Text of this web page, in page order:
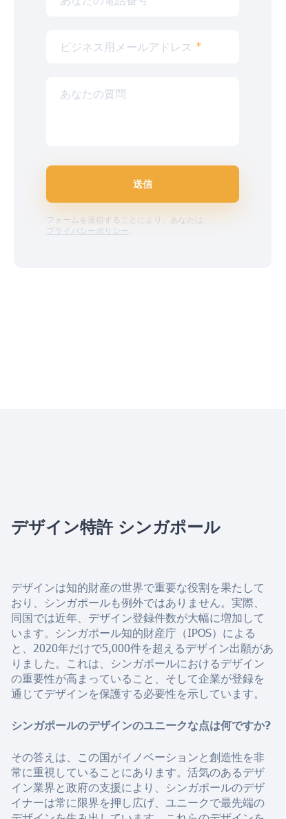
ビジネス用メールアドレス *
あなたの質問
送信
フォームを送信することにより、あなたは、
プライバシーポリシー.
デザイン特許 シンガポール
デザインは知的財産の世界で重要な役割を果たして
おり、シンガポールも例外ではありません。実際、
同国では近年、デザイン登録件数が大幅に増加して
います。シンガポール知的財産庁（IPOS）による
と、2020年だけで5,000件を超えるデザイン出願があ
りました。これは、シンガポールにおけるデザイン
の重要性が高まっていること、そして企業が登録を
通じてデザインを保護する必要性を示しています。
シンガポールのデザインのユニークな点は何ですか?
その答えは、この国がイノベーションと創造性を非
常に重視していることにあります。活気のあるデザ
イン業界と政府の支援により、シンガポールのデザ
イナーは常に限界を押し広げ、ユニークで最先端の